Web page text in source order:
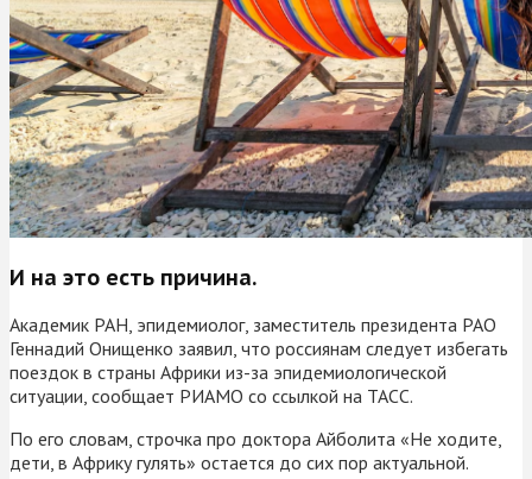
И на это есть причина.
Академик РАН, эпидемиолог, заместитель президента РАО
Геннадий Онищенко заявил, что россиянам следует избегать
поездок в страны Африки из-за эпидемиологической
ситуации, сообщает РИАМО со ссылкой на ТАСС.
По его словам, строчка про доктора Айболита «Не ходите,
дети, в Африку гулять» остается до сих пор актуальной.